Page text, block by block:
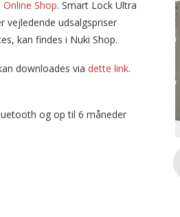
Online Shop. Smart Lock Ultra
vejledende udsalgspriser
kan findes i Nuki Shop.
downloades via dette link.
og op til 6 måneder